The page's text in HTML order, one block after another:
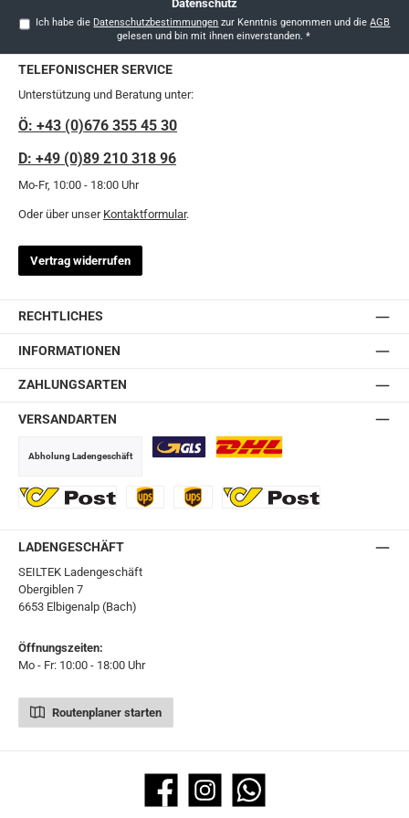
Datenschutz
Ich habe die Datenschutzbestimmungen zur Kenntnis genommen und dieAGB
gelesen und bin mit ihnen einverstanden. *
TELEFONISCHER SERVICE
Unterstützung und Beratung unter:
Ö: +43 (0)676 355 45 30
D: +49 (0)89 210 318 96
Mo-Fr, 10:00 - 18:00 Uhr
Oder über unser Kontaktformular.
Vertrag widerrufen
RECHTLICHES
INFORMATIONEN
ZAHLUNGSARTEN
VERSANDARTEN
Abholung Ladengeschäft
LADENGESCHÄFT
SEILTEK Ladengeschäft
Obergiblen 7
6653 Elbigenalp (Bach)
Öffnungszeiten:
Mo - Fr: 10:00 - 18:00 Uhr
Routenplaner starten
Facebook Instagram WhatsApp